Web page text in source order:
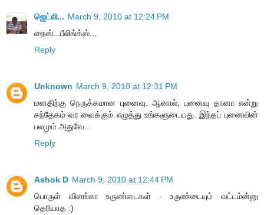
ஜெட்லி... March 9, 2010 at 12:24 PM
நைஸ்...பீலிங்க்ஸ்...
Reply
Unknown March 9, 2010 at 12:31 PM
மனதிற்கு நெருக்கமான புனைவு. ஆனால், புனைவு தானா என்று
சந்தேகம் வர வைக்கும் எழுத்து உங்களுடையது. இந்தப் புனைவின்
பலமும் அதுவே...
Reply
Ashok D March 9, 2010 at 12:44 PM
பொருள் விளங்கா உருண்டைகள் - உருண்டையும் வட்டம்ன்னு
தெரியாத :)